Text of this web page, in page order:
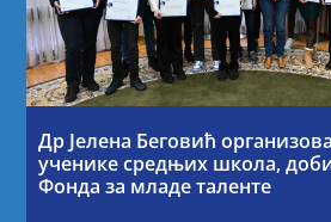
Др Јелена Беговић
ученике средњих школа,
Фонда за младе таленте